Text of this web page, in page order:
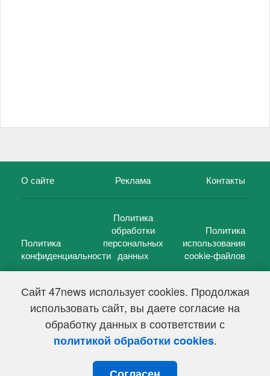
Сайт 47news использует cookies. Продолжая
использовать сайт, вы даете согласие на
обработку данных в соответствии с
политикой обработки cookies.
О сайте Реклама Контакты
Политика
конфиденциальности
Политика
обработки
персональных
данных
Политика
использования
cookie-файлов
47 новостей (47 news)2005 — 2026 г.
Свидетельство о регистрации СМИ Эл № ФС 77-39848, выдано
Федеральной службой по надзору в сфере связи,
информационных технологий и массовых коммуникаций